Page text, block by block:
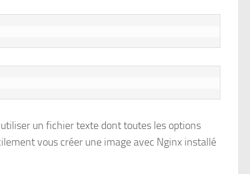
un fichier texte dont toutes les options
vous créer une image avec Nginx installé